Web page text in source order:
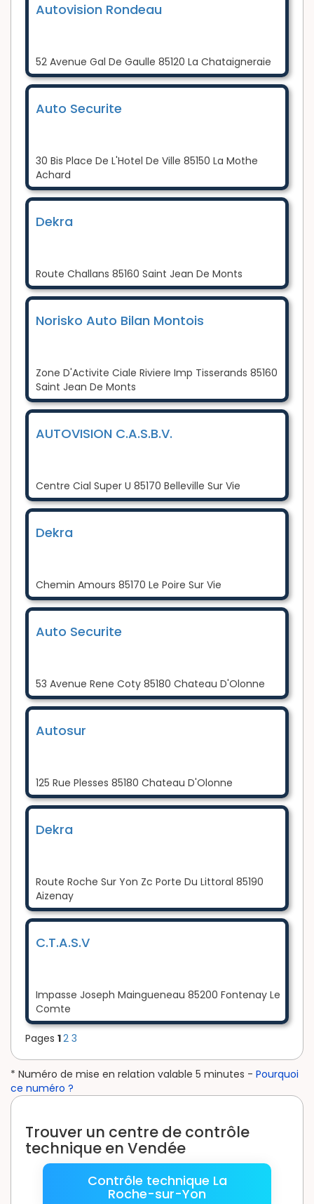
Autovision Rondeau
52 Avenue Gal De Gaulle 85120 La Chataigneraie
Auto Securite
30 Bis Place De L'Hotel De Ville 85150 La Mothe
Achard
Dekra
Route Challans 85160 Saint Jean De Monts
Norisko Auto Bilan Montois
Zone D'Activite Ciale Riviere Imp Tisserands 85160
Saint Jean De Monts
AUTOVISION C.A.S.B.V.
Centre Cial Super U 85170 Belleville Sur Vie
Dekra
Chemin Amours 85170 Le Poire Sur Vie
Auto Securite
53 Avenue Rene Coty 85180 Chateau D'Olonne
Autosur
125 Rue Plesses 85180 Chateau D'Olonne
Dekra
Route Roche Sur Yon Zc Porte Du Littoral 85190
Aizenay
C.T.A.S.V
Impasse Joseph Maingueneau 85200 Fontenay Le
Comte
Pages 12 3
* Numéro de mise en relation valable 5 minutes - Pourquoi
ce numéro ?
Trouver un centre de contrôle
technique en Vendée
Contrôle technique La
Roche-sur-Yon